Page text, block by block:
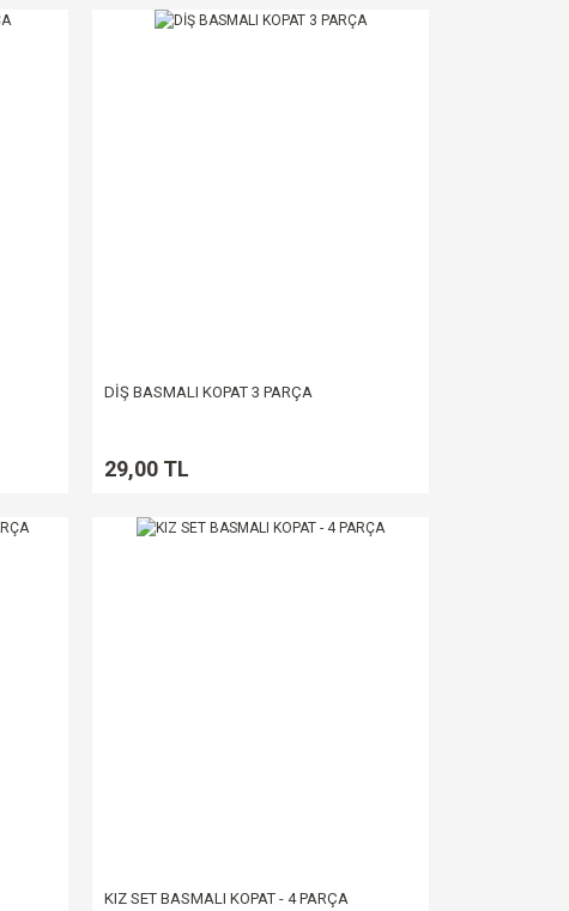
DİŞ BASMALI KOPAT 3 PARÇA
29,00 TL
KIZ SET BASMALI KOPAT - 4 PARÇA